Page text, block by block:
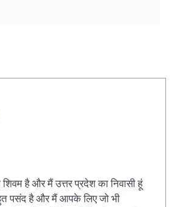
शिवम है और मैं उत्तर प्रदेश का निवासी हूं
पसंद है और मैं आपके लिए जो भी